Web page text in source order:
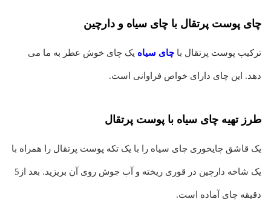
چای پوست پرتقال با چای سیاه و دارچین
ترکیب پوست پرتقال با چای سیاه یک چای خوش عطر به ما می
دهد. این چای دارای خواص فراوانی است.
طرز تهیه چای سیاه با پوست پرتقال
یک قاشق چایخوری چای سیاه را با یک تکه پوست پرتقال را همراه با
یک شاخه دارچین در قوری ریخته و آب جوش روی آن بریزید. بعد از5
دقیقه چای آماده است.